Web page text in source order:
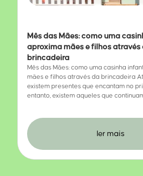
Mês das Mães: como uma
aproxima mães e filhos através
brincadeira
Mês das Mães: como uma casinha
mães e filhos através da brincadeira
existem presentes que encantam no
entanto, existem aqueles que continuam
ler mais